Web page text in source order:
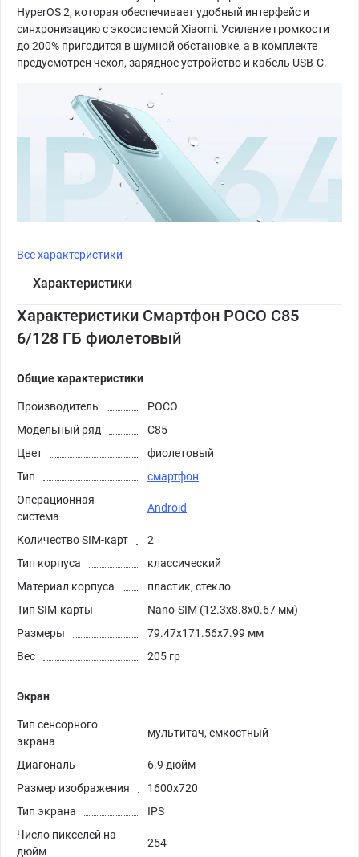
HyperOS 2, которая обеспечивает удобный интерфейс и
синхронизацию с экосистемой Xiaomi. Усиление громкости
до 200% пригодится в шумной обстановке, а в комплекте
предусмотрен чехол, зарядное устройство и кабель USB-C.
Все характеристики
Характеристики
Характеристики Смартфон POCO C85
6/128 ГБ фиолетовый
Общие характеристики
Производитель
POCO
Модельный ряд
C85
Цвет
фиолетовый
Тип
смартфон
Операционная
система
Android
Количество SIM-карт
2
Тип корпуса
классический
Материал корпуса
пластик, стекло
Тип SIM-карты
Nano-SIM (12.3x8.8x0.67 мм)
Размеры
79.47x171.56x7.99 мм
Вес
205 гр
Экран
Тип сенсорного
экрана
мультитач, емкостный
Диагональ
6.9 дюйм
Размер изображения
1600x720
Тип экрана
IPS
Число пикселей на
дюйм
254